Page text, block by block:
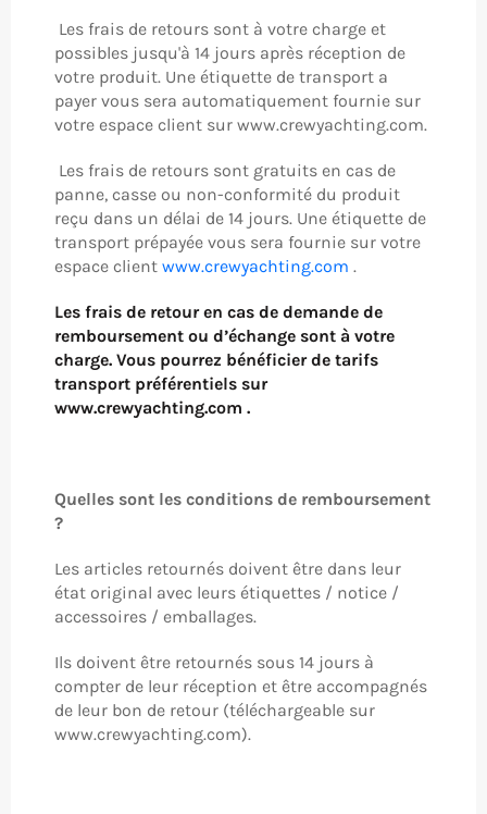
Les frais de retours sont à votre charge et
possibles jusqu'à 14 jours après réception de
votre produit. Une étiquette de transport a
payer vous sera automatiquement fournie sur
votre espace client sur www.crewyachting.com.
Les frais de retours sont gratuits en cas de
panne, casse ou non-conformité du produit
reçu dans un délai de 14 jours. Une étiquette de
transport prépayée vous sera fournie sur votre
espace client www.crewyachting.com .
Les frais de retour en cas de demande de
remboursement ou d’échange sont à votre
charge. Vous pourrez bénéficier de tarifs
transport préférentiels sur
www.crewyachting.com .
Quelles sont les conditions de remboursement
?
Les articles retournés doivent être dans leur
état original avec leurs étiquettes / notice /
accessoires / emballages.
Ils doivent être retournés sous 14 jours à
compter de leur réception et être accompagnés
de leur bon de retour (téléchargeable sur
www.crewyachting.com).